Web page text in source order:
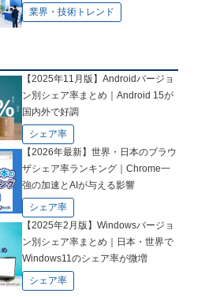
業界・技術トレンド
【2025年11月版】Androidバージョ
ン別シェア率まとめ｜Android 15が
国内外で好調
シェア率
【2026年最新】世界・日本のブラウ
ザシェア率ランキング｜Chrome一
強の加速とAIが与える影響
シェア率
【2025年2月版】Windowsバージョ
ン別シェア率まとめ｜日本・世界で
Windows11のシェア率が微増
シェア率